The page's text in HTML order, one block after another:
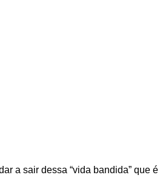
a sair dessa “vida bandida” que é